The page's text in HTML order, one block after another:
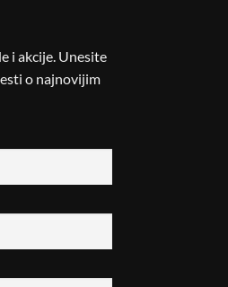
i akcije. Unesite
o najnovijim